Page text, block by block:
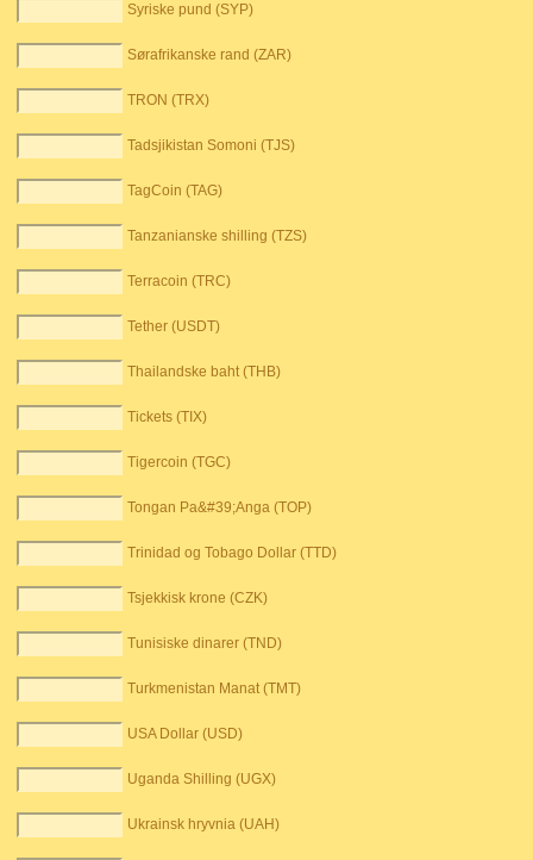
Syriske pund (SYP)
Sørafrikanske rand (ZAR)
TRON (TRX)
Tadsjikistan Somoni (TJS)
TagCoin (TAG)
Tanzanianske shilling (TZS)
Terracoin (TRC)
Tether (USDT)
Thailandske baht (THB)
Tickets (TIX)
Tigercoin (TGC)
Tongan Pa&#39;Anga (TOP)
Trinidad og Tobago Dollar (TTD)
Tsjekkisk krone (CZK)
Tunisiske dinarer (TND)
Turkmenistan Manat (TMT)
USA Dollar (USD)
Uganda Shilling (UGX)
Ukrainsk hryvnia (UAH)